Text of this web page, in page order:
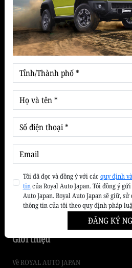
Bảo dưỡng nhanh
Dịch vụ chăm sóc xe
Bảo dưỡng định kỳ
Dịch vụ sửa chữa
Sản phẩm
Hatchback
Xe thương mại
SUV
Tin tức & Khuyến mãi
Cẩm nang chăm sóc xe
Kiến thức lái xe an toàn
Thị trường xe
Tin Suzuki
Giới thiệu
Về ROYAL AUTO JAPAN
Tôi đã đọc và đồng ý với các quy định
tincủa Royal Auto Japan. Tôi đồng ý
Auto Japan. Royal Auto Japan sẽ giữ,
thông tin của tôi theo quy định pháp
ĐĂNG KÝ